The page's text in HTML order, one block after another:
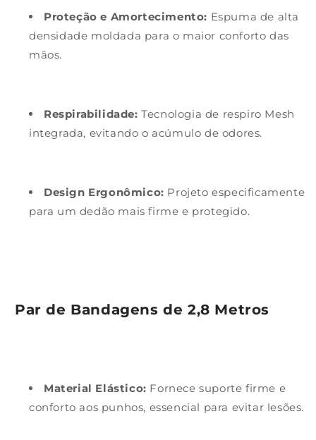
Proteção e Amortecimento: Espuma de alta
densidade moldada para o maior conforto das
mãos.
Respirabilidade: Tecnologia de respiro Mesh
integrada, evitando o acúmulo de odores.
Design Ergonômico: Projeto especificamente
para um dedão mais firme e protegido.
Par de Bandagens de 2,8 Metros
Material Elástico: Fornece suporte firme e
conforto aos punhos, essencial para evitar lesões.